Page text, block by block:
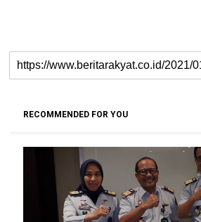
RECOMMENDED FOR YOU